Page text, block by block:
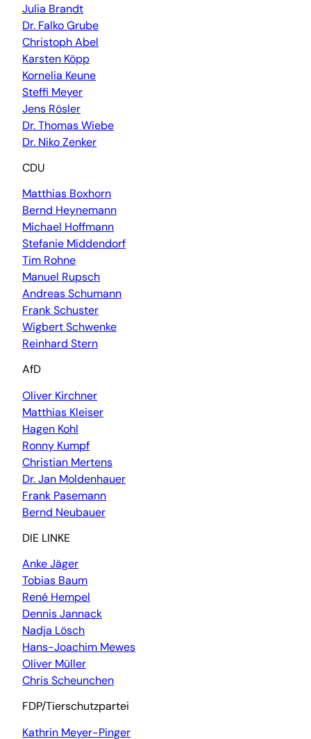
Julia Brandt
Dr. Falko Grube
Christoph Abel
Karsten Köpp
Kornelia Keune
Steffi Meyer
Jens Rösler
Dr. Thomas Wiebe
Dr. Niko Zenker
CDU
Matthias Boxhorn
Bernd Heynemann
Michael Hoffmann
Stefanie Middendorf
Tim Rohne
Manuel Rupsch
Andreas Schumann
Frank Schuster
Wigbert Schwenke
Reinhard Stern
AfD
Oliver Kirchner
Matthias Kleiser
Hagen Kohl
Ronny Kumpf
Christian Mertens
Dr. Jan Moldenhauer
Frank Pasemann
Bernd Neubauer
DIE LINKE
Anke Jäger
Tobias Baum
René Hempel
Dennis Jannack
Nadja Lösch
Hans-Joachim Mewes
Oliver Müller
Chris Scheunchen
FDP/Tierschutzpartei
Kathrin Meyer-Pinger